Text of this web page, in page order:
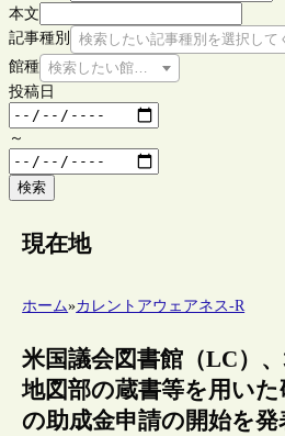
本文
記事種別
検索したい記事種別を選択して
館種 検索したい館種を選択してください
投稿日
～
検索
現在地
ホーム»カレントアウェアネス-R
米国議会図書館（LC）
地図部の蔵書等を用いた
の助成金申請の開始を発